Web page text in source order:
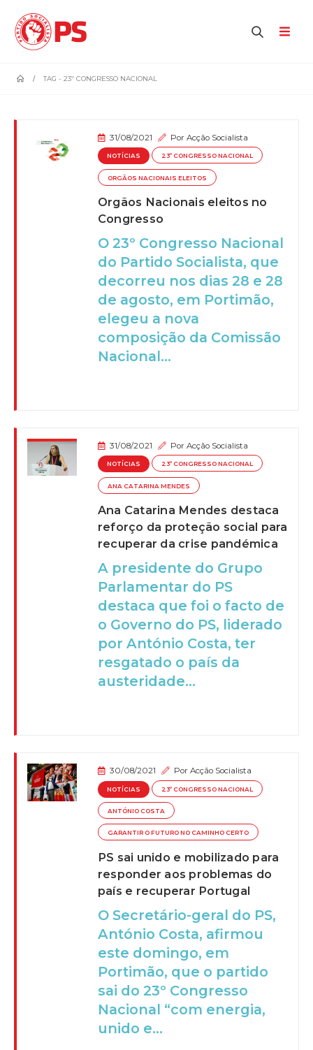
TAG - 23º CONGRESSO NACIONAL
31/08/2021 PorAcção Socialista
NOTÍCIAS 23º CONGRESSO NACIONAL
ORGÃOS NACIONAIS ELEITOS
Orgãos Nacionais eleitos no
Congresso
O 23º Congresso Nacional
do Partido Socialista, que
decorreu nos dias 28 e 28
de agosto, em Portimão,
elegeu a nova
composição da Comissão
Nacional...
31/08/2021 PorAcção Socialista
NOTÍCIAS 23º CONGRESSO NACIONAL
ANA CATARINA MENDES
Ana Catarina Mendes destaca
reforço da proteção social para
recuperar da crise pandémica
A presidente do Grupo
Parlamentar do PS
destaca que foi o facto de
o Governo do PS, liderado
por António Costa, ter
resgatado o país da
austeridade...
30/08/2021 PorAcção Socialista
NOTÍCIAS 23º CONGRESSO NACIONAL
ANTÓNIO COSTA
GARANTIR O FUTURO NO CAMINHO CERTO
PS sai unido e mobilizado para
responder aos problemas do
país e recuperar Portugal
O Secretário-geral do PS,
António Costa, afirmou
este domingo, em
Portimão, que o partido
sai do 23º Congresso
Nacional “com energia,
unido e...